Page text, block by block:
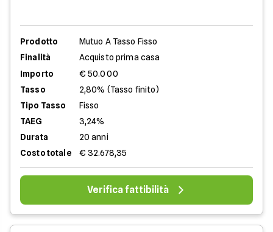
Prodotto
Mutuo A Tasso Fisso
Finalità
Acquisto prima casa
Importo
€ 50.000
Tasso
2,80% (Tasso finito)
Tipo Tasso
Fisso
TAEG
3,24%
Durata
20 anni
Costo totale
€ 32.678,35
Verifica fattibilità